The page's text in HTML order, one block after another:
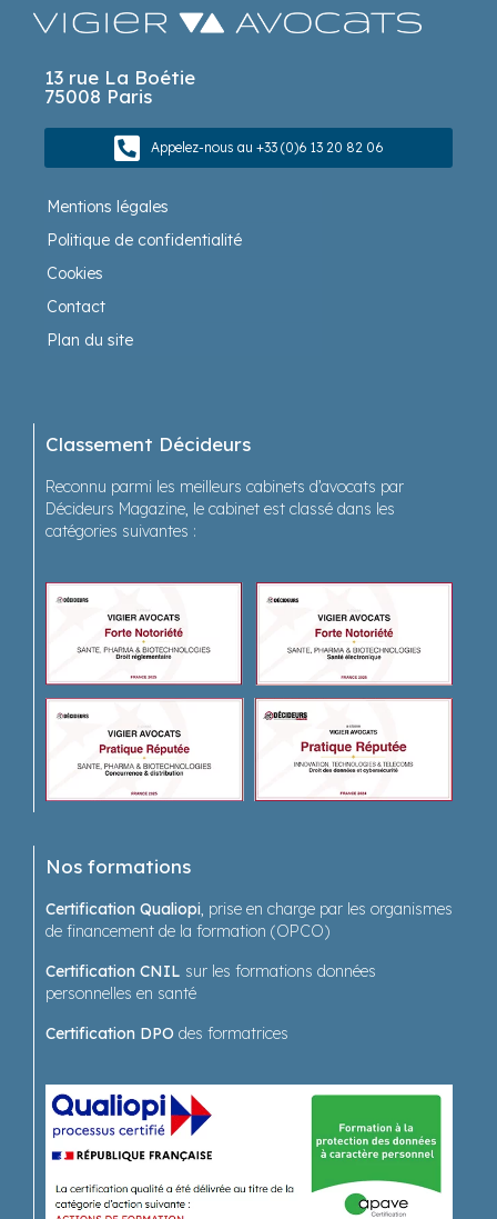
13 rue La Boétie
75008 Paris
Appelez-nous au +33 (0)6 13 20 82 06
Mentions légales
Politique de confidentialité
Cookies
Contact
Plan du site
Classement Décideurs
Reconnu parmi les meilleurs cabinets d’avocats par
Décideurs Magazine, le cabinet est classé dans les
catégories suivantes :
Nos formations
Certification Qualiopi, prise en charge par les organismes
de financement de la formation (OPCO)
Certification CNIL sur les formations données
personnelles en santé
Certification DPO des formatrices